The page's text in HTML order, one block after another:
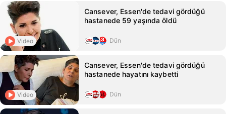
Video
Cansever, Essen'de tedavi gördüğü
hastanede 59 yaşında öldü
Dün
Video
Cansever, Essen'de tedavi gördüğü
hastanede hayatını kaybetti
Dün